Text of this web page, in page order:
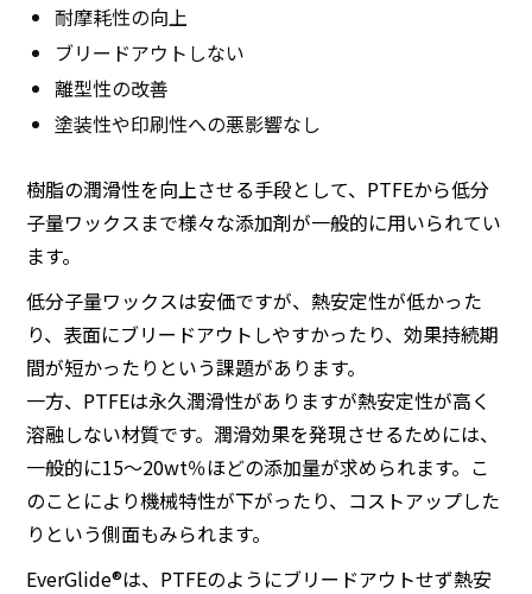
耐摩耗性の向上
ブリードアウトしない
離型性の改善
塗装性や印刷性への悪影響なし
樹脂の潤滑性を向上させる手段として、PTFEから低分
子量ワックスまで様々な添加剤が一般的に用いられてい
ます。
低分子量ワックスは安価ですが、熱安定性が低かった
り、表面にブリードアウトしやすかったり、効果持続期
間が短かったりという課題があります。
一方、PTFEは永久潤滑性がありますが熱安定性が高く
溶融しない材質です。潤滑効果を発現させるためには、
一般的に15〜20wt％ほどの添加量が求められます。こ
のことにより機械特性が下がったり、コストアップした
りという側面もみられます。
EverGlide®は、PTFEのようにブリードアウトせず熱安